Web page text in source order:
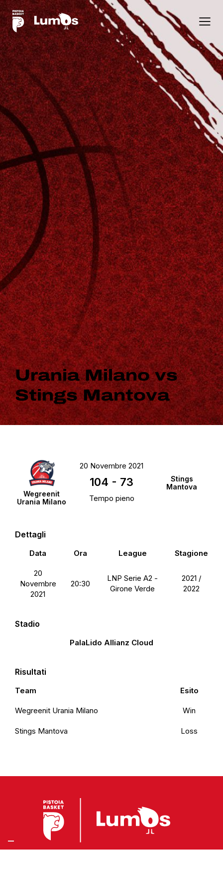
Urania Milano vs
Stings Mantova
Wegreenit
Urania Milano
Stings
Mantova
20 Novembre 2021
104 - 73
Tempo pieno
Dettagli
Data Ora League Stagione
20
Novembre
2021
20:30
LNP Serie A2 -
Girone Verde
2021 /
2022
Stadio
PalaLido Allianz Cloud
Risultati
Team Esito
Wegreenit Urania Milano Win
Stings Mantova Loss